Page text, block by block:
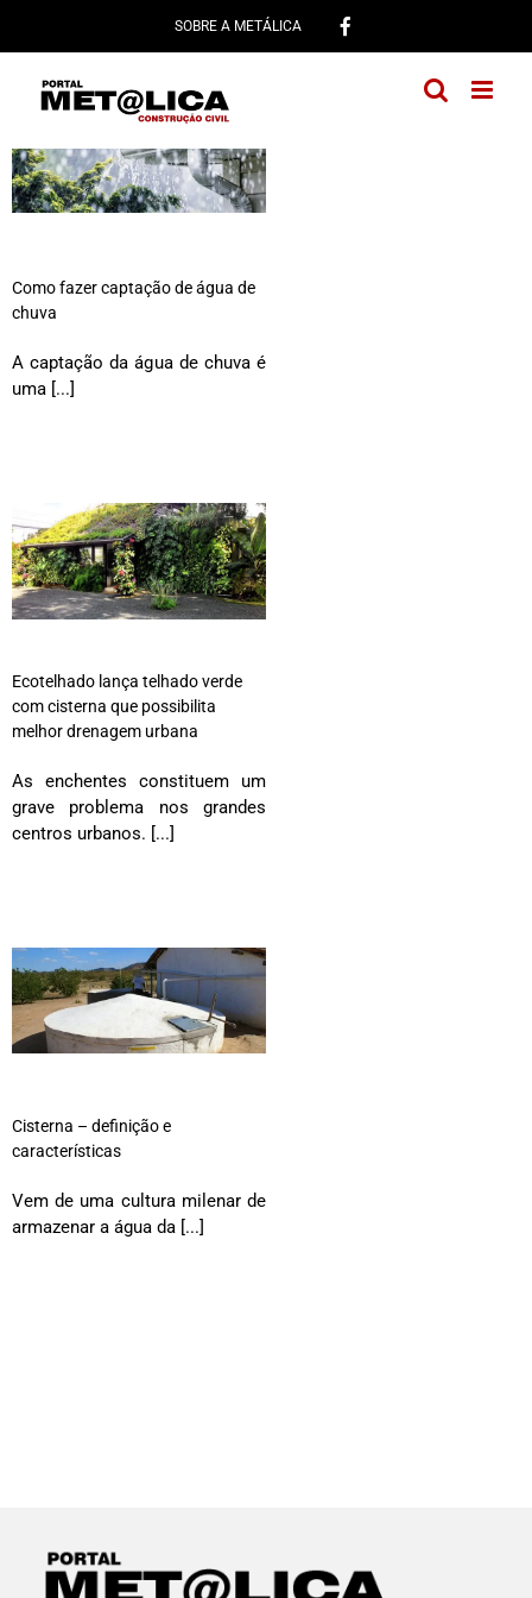
conteúdo
SOBRE A METÁLICA
Como fazer captação de água de
chuva
A captação da água de chuva é
uma [...]
Ecotelhado lança telhado verde
com cisterna que possibilita
melhor drenagem urbana
As enchentes constituem um
grave problema nos grandes
centros urbanos. [...]
Cisterna – definição e
características
Vem de uma cultura milenar de
armazenar a água da [...]